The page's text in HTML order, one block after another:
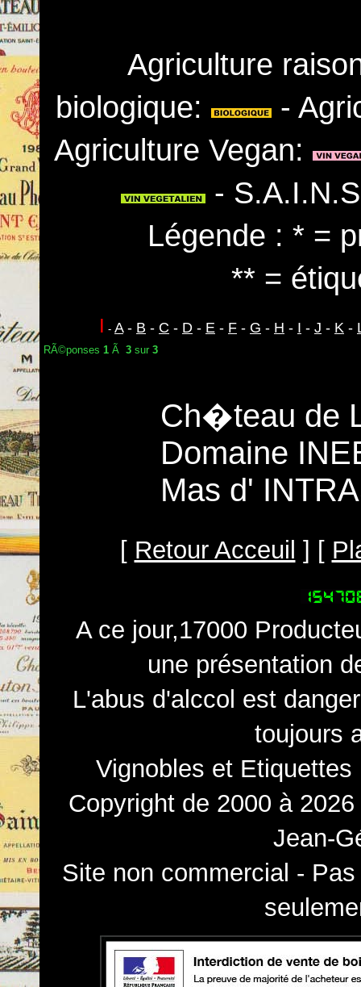
Agriculture
biologique:
-
Agriculture Vegan:
-
Légende : * =
** =
I - A- B - C - D - E - F - G - H - I - J - K -
RÃ©ponses 1 Ã 3 sur 3
Ch�teau de
Domaine
Mas d'
[ Retour Acceuil ] [
A ce jour,17000
une présentation
L'abus d'alccol est
toujours
Vignobles et
Copyright de 2000 à
Jean-
Site non commercial -